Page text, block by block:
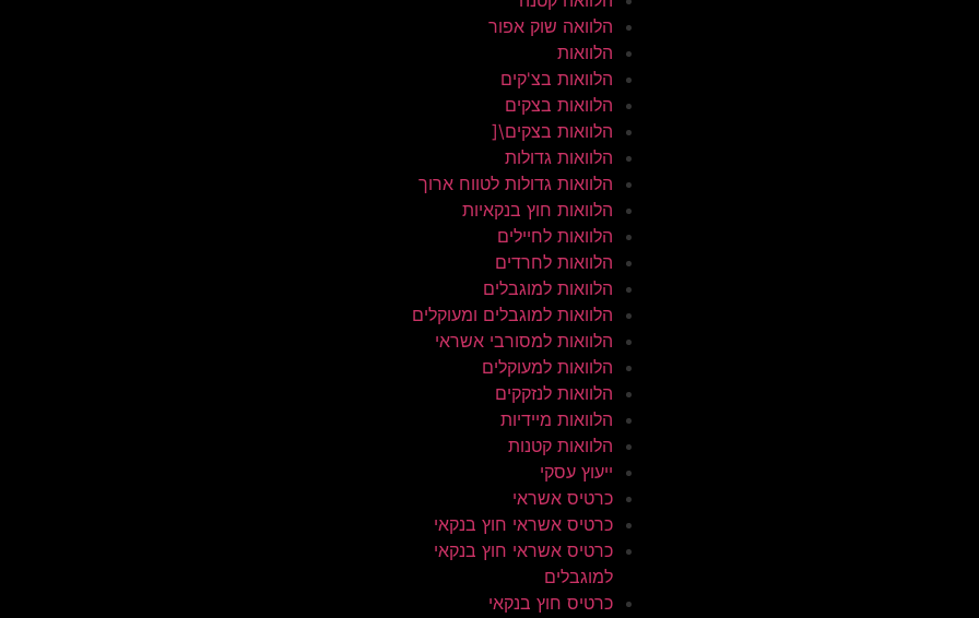
הלוואה שוק אפור
הלוואות
הלוואות בצ'קים
הלוואות בצקים
הלוואות בצקים\[
הלוואות גדולות
הלוואות גדולות לטווח ארוך
הלוואות חוץ בנקאיות
הלוואות לחיילים
הלוואות לחרדים
הלוואות למוגבלים
הלוואות למוגבלים ומעוקלים
הלוואות למסורבי אשראי
הלוואות למעוקלים
הלוואות לנזקקים
הלוואות מיידיות
הלוואות קטנות
ייעוץ עסקי
כרטיס אשראי
כרטיס אשראי חוץ בנקאי
כרטיס אשראי חוץ בנקאי
למוגבלים
כרטיס חוץ בנקאי